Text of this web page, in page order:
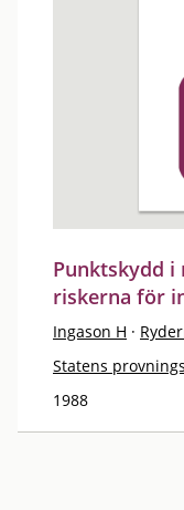
Punktskydd
riskerna för
Ingason H ·
Statens
1988